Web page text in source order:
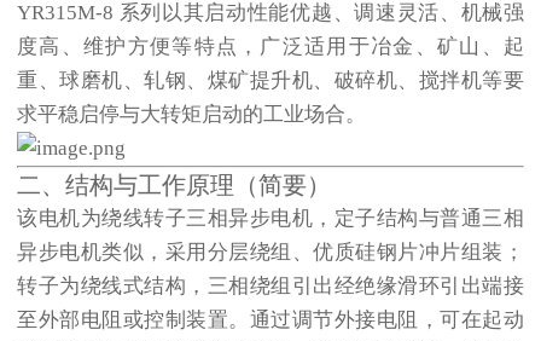
YR315M-8 系列以其启动性能优越、调速灵活、机械强
度高、维护方便等特点，广泛适用于冶金、矿山、起
重、球磨机、轧钢、煤矿提升机、破碎机、搅拌机等要
求平稳启停与大转矩启动的工业场合。
二、结构与工作原理（简要）
该电机为绕线转子三相异步电机，定子结构与普通三相
异步电机类似，采用分层绕组、优质硅钢片冲片组装；
转子为绕线式结构，三相绕组引出经绝缘滑环引出端接
至外部电阻或控制装置。通过调节外接电阻，可在起动